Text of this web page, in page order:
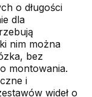
o długości
dla
nim można
bez
montowania.
i
wideł o